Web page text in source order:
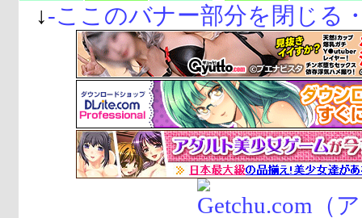
↓-ここのバナー部分を閉じる